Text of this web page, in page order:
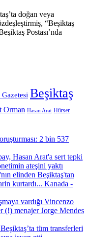
doğan veya
“Beşiktaş
Postası’nda
Beşiktaş
Orman Hasan Arat Hürser